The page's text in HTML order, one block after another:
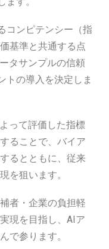
コンピテンシー（指
基準と共通する点
タサンプルの信頼
トの導入を決定しま
って評価した指標
ることで、バイア
るとともに、従来
を狙います。
者・企業の負担軽
現を目指し、AIア
で参ります。